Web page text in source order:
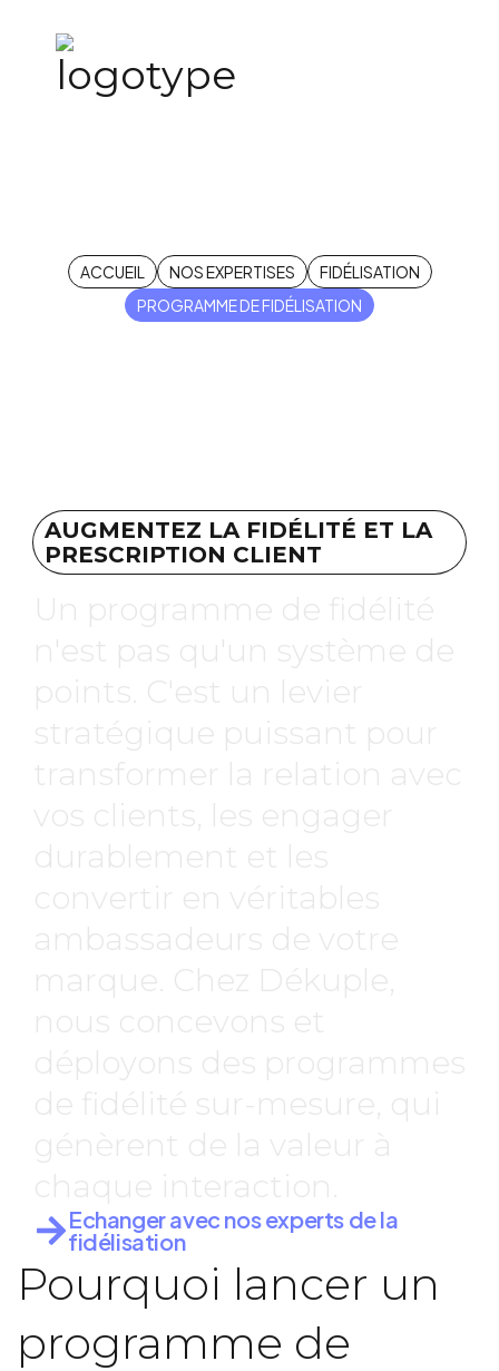
ACCUEIL NOS EXPERTISES
FIDÉLISATION
PROGRAMME DE FIDÉLISATION
AUGMENTEZ LA FIDÉLITÉ ET LA
PRESCRIPTION CLIENT
Un programme de fidélité
n'est pas qu'un système de
points. C'est un levier
stratégique puissant pour
transformer la relation avec
vos clients, les engager
durablement et les
convertir en véritables
ambassadeurs de votre
marque. Chez Dékuple,
nous concevons et
déployons des programmes
de fidélité sur-mesure, qui
génèrent de la valeur à
chaque interaction.
Echanger avec nos experts de la
fidélisation
Pourquoi lancer un
programme de